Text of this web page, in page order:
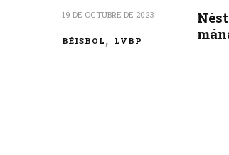
19 DE OCTUBRE DE 2023
BÉISBOL LVBP